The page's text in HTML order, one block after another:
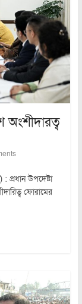
অংশীদারত্ব
প্রধান উপদেষ্টা
ফোরামের